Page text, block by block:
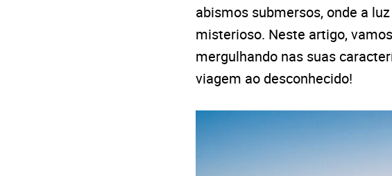
abismos submersos, onde a
misterioso. Neste artigo,
mergulhando nas suas
viagem ao desconhecido!